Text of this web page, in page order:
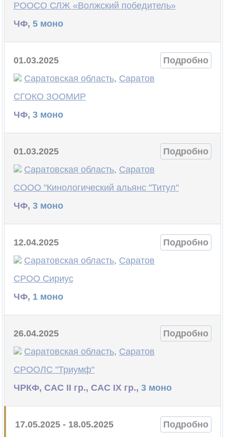
РООСО СЛЖ «Волжский победитель»
ЧФ, 5 моно
01.03.2025
Подробно
Саратовская область, Саратов
СГОКО ЗООМИР
ЧФ, 3 моно
01.03.2025
Подробно
Саратовская область, Саратов
СООО "Кинологический альянс "Титул"
ЧФ, 3 моно
12.04.2025
Подробно
Саратовская область, Саратов
СРОО Сириус
ЧФ, 1 моно
26.04.2025
Подробно
Саратовская область, Саратов
СРООЛС "Триумф"
ЧРКФ, САС II гр., САС IX гр., 3 моно
17.05.2025 - 18.05.2025
Подробно